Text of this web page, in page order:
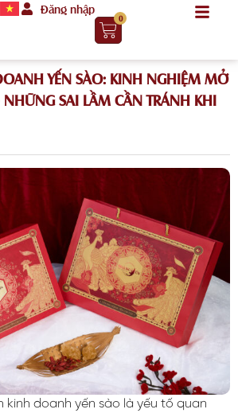
Đăng nhập
0
YẾN SÀO: KINH NGHIỆM MỞ
SAI LẦM CẦN TRÁNH KHI
kinh doanh yến sào là yếu tố quan